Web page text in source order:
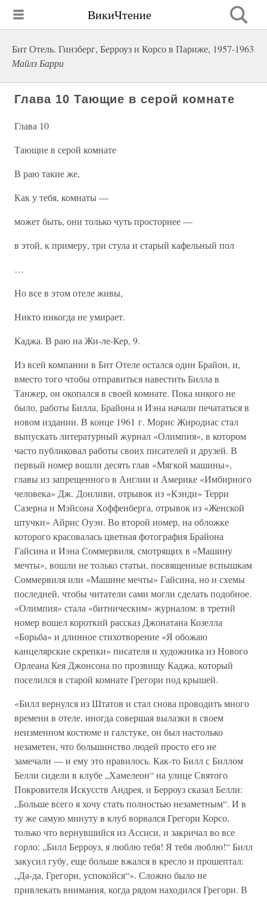
ВикиЧтение
Бит Отель. Гинзберг, Берроуз и Корсо в Париже, 1957-1963
Майлз Барри
Глава 10 Тающие в серой комнате
Глава 10
Тающие в серой комнате
В раю такие же,
Как у тебя, комнаты —
может быть, они только чуть просторнее —
в этой, к примеру, три стула и старый кафельный пол
…
Но все в этом отеле живы,
Никто никогда не умирает.
Каджа. В раю на Жи-ле-Кер, 9.
Из всей компании в Бит Отеле остался один Брайон, и,
вместо того чтобы отправиться навестить Билла в
Танжер, он окопался в своей комнате. Пока никого не
было, работы Билла, Брайона и Иэна начали печататься в
новом издании. В конце 1961 г. Морис Жиродиас стал
выпускать литературный журнал «Олимпия», в котором
часто публиковал работы своих писателей и друзей. В
первый номер вошли десять глав «Мягкой машины»,
главы из запрещенного в Англии и Америке «Имбирного
человека» Дж. Донливи, отрывок из «Кэнди» Терри
Сазерна и Мэйсона Хоффенберга, отрывок из «Женской
штучки» Айрис Оуэн. Во второй номер, на обложке
которого красовалась цветная фотография Брайона
Гайсина и Иэна Соммервиля, смотрящих в «Машину
мечты», вошли не только статьи, посвященные вспышкам
Соммервиля или «Машине мечты» Гайсина, но и схемы
последней, чтобы читатели сами могли сделать подобное.
«Олимпия» стала «битническим» журналом: в третий
номер вошел короткий рассказ Джонатана Козелла
«Борьба» и длинное стихотворение «Я обожаю
канцелярские скрепки» писателя и художника из Нового
Орлеана Кея Джонсона по прозвищу Каджа, который
поселился в старой комнате Грегори под крышей.
«Билл вернулся из Штатов и стал снова проводить много
времени в отеле, иногда совершая вылазки в своем
неизменном костюме и галстуке, он был настолько
незаметен, что большинство людей просто его не
замечали — и ему это нравилось. Как-то Билл с Биллом
Белли сидели в клубе „Хамелеон“ на улице Святого
Покровителя Искусств Андрея, и Берроуз сказал Белли:
„Больше всего я хочу стать полностью незаметным“. И в
ту же самую минуту в клуб ворвался Грегори Корсо,
только что вернувшийся из Ассиси, и закричал во все
горло: „Билл Берроуз, я люблю тебя! Я тебя люблю!“ Билл
закусил губу, еще больше вжался в кресло и прошептал:
„Да-да, Грегори, успокойся“». Сложно было не
привлекать внимания, когда рядом находился Грегори. В